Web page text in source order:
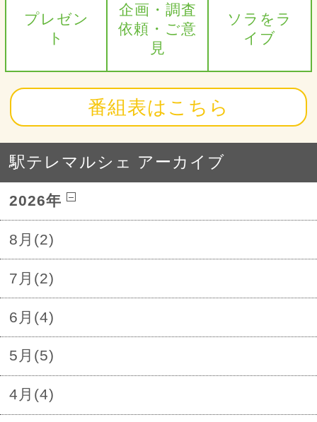
プレゼン
ト
企画・調査
依頼・ご意
見
ソラをラ
イブ
番組表はこちら
駅テレマルシェ アーカイブ
2026年
8月(2)
7月(2)
6月(4)
5月(5)
4月(4)